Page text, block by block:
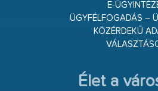
E-
ÜGYFÉLFOGADÁS –
KÖZÉRDEKŰ
Élet a